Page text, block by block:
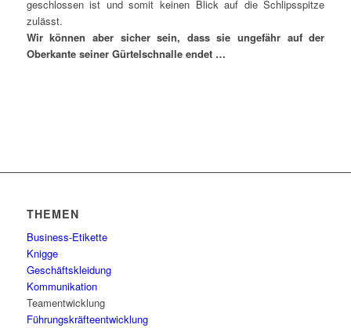
geschlossen ist und somit keinen Blick auf die Schlipsspitze
zulässt.
Wir können aber sicher sein, dass sie ungefähr auf der
Oberkante seiner Gürtelschnalle endet …
THEMEN
Business-Etikette
Knigge
Geschäftskleidung
Kommunikation
Teamentwicklung
Führungskräfteentwicklung